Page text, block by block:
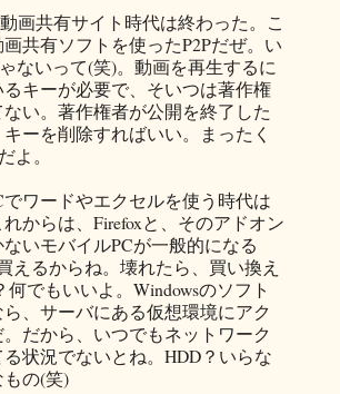
画共有サイト時代は終わった。こ
共有ソフトを使ったP2Pだぜ。い
ないって(笑)。動画を再生するに
キーが必要で、そいつは著作権
い。著作権者が公開を終了した
ーを削除すればいい。まったく
よ。
でワードやエクセルを使う時代は
からは、Firefoxと、そのアドオン
ないモバイルPCが一般的になる
えるからね。壊れたら、買い換え
何でもいいよ。Windowsのソフト
、サーバにある仮想環境にアク
だから、いつでもネットワーク
状況でないとね。HDD？いらな
の(笑)